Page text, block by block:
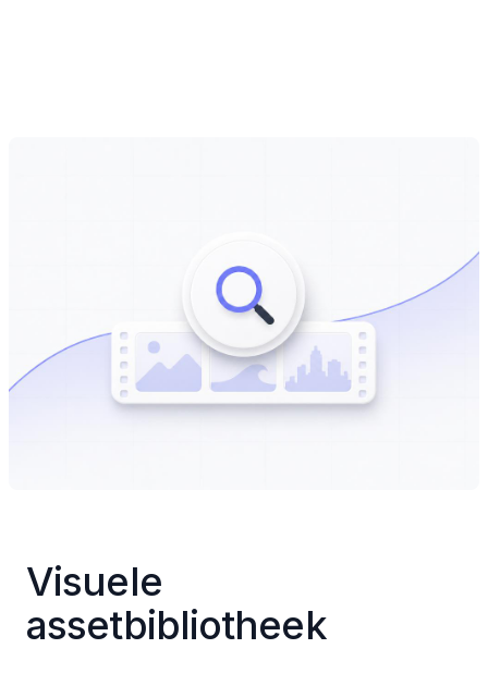
Visuele
assetbibliotheek